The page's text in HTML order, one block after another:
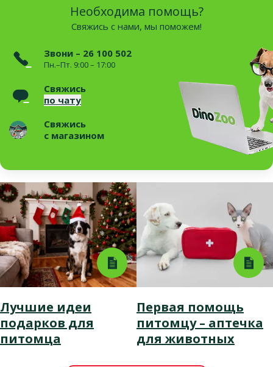
Необходима помощь?
Свяжись с нами, мы поможем!
Звони – 26 100 502
Пн.–Пт. 9:00 – 17:00
Свяжись
по чату
Свяжись
с магазином
Лучшие идеи
подарков для
питомца
Первая помощь
питомцу – аптечка
для животных